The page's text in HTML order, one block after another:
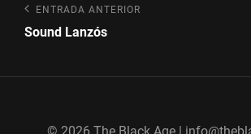
Navegación
de
Entrada
anterior
ENTRADA ANTERIOR
Sound Lanzós